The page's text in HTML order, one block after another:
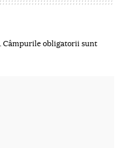
Câmpurile obligatorii sunt